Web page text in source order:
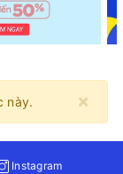
×
này.
Instagram